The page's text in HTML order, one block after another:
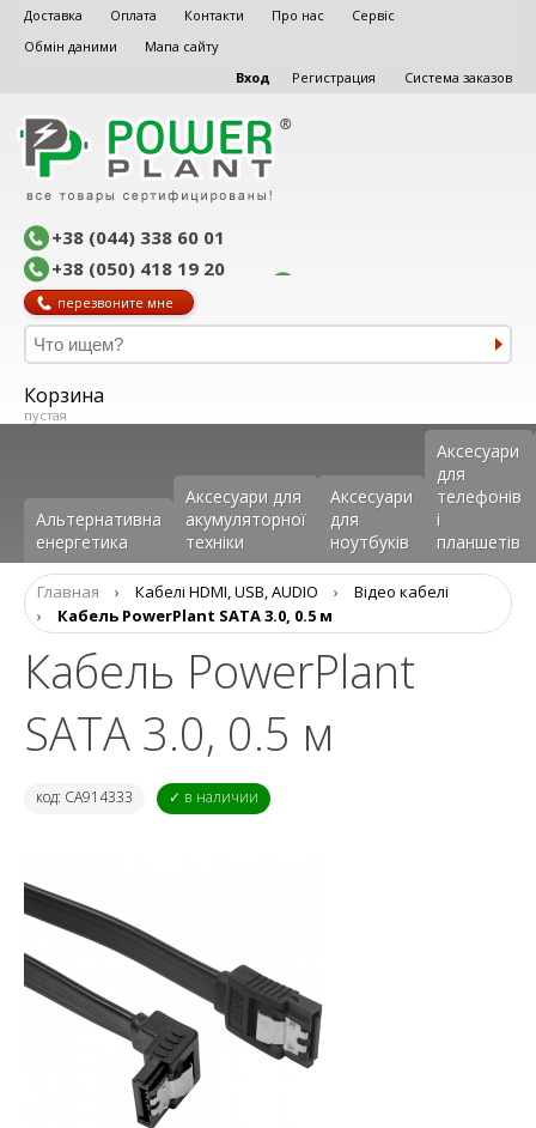
Доставка Оплата Контакти Про нас
Сервіс
Обмін даними
Мапа сайту
Вход
Регистрация Система заказов
+38 (044) 338 60 01
+38 (050) 418 19 20
перезвоните мне
Корзина
пустая
Альтернативна
енергетика
Аксесуари для
акумуляторної
техніки
Аксесуари
для
ноутбуків
Аксеcуари
для
телефонів
і
планшетів
Главная › Кабелі HDMI, USB, AUDIO ›
Відео кабелі
›
Кабель PowerPlant SATA 3.0, 0.5 м
Кабель PowerPlant
SATA 3.0, 0.5 м
код: CA914333 ✓ в наличии